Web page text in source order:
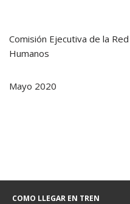
Comisión Ejecutiva de la
Humanos
Mayo 2020
COMO LLEGAR EN TREN